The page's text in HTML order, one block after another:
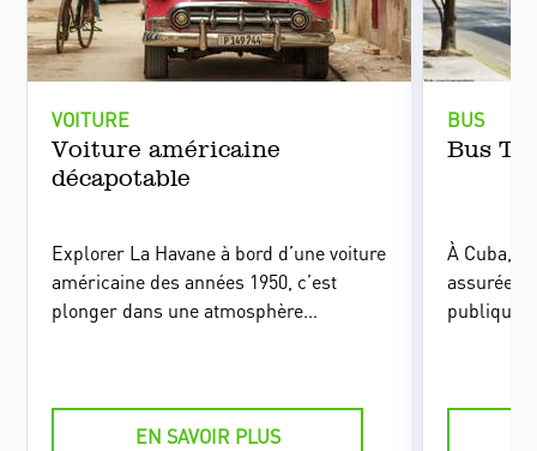
VOITURE
Voiture américaine
décapotable
Explorer La Havane à bord d’une voiture
américaine des années 1950, c’est
plonger dans une atmosphère
aguerris, en général le propriétaire et
EN SAVOIR PLUS
BUS
Bus
À Cuba,
assurée